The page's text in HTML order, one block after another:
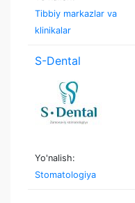
Tibbiy markazlar va
klinikalar
S-Dental
Yo'nalish:
Stomatologiya